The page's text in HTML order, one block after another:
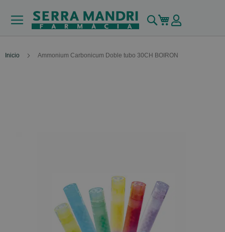
Buscar
Mi carrito
Inicio Ammonium Carbonicum Doble tubo 30CH BOIRON